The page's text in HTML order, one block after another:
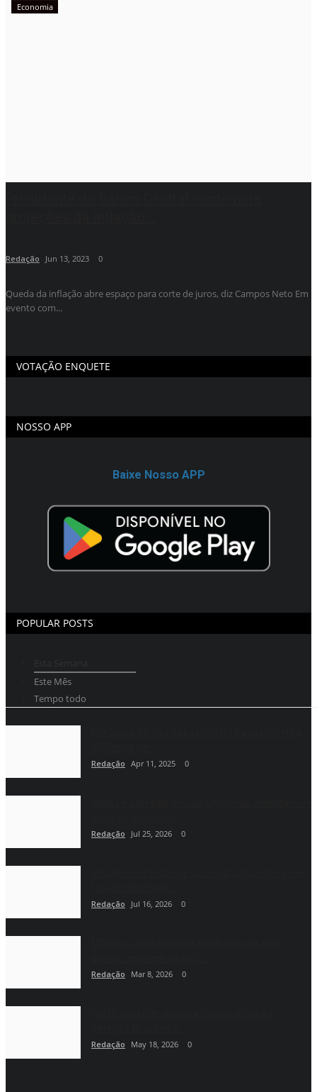
Economia
Redação Jun 13, 2023 0
Queda da inflação abre espaço para corte de juros, diz Campos Neto Em
evento com...
VOTAÇÃO ENQUETE
NOSSO APP
Baixe Nosso APP
POPULAR POSTS
Este Mês
Tempo todo
Redação Apr 11, 2025 0
Redação Jul 25, 2026 0
Redação Jul 16, 2026 0
Redação Mar 8, 2026 0
Redação May 18, 2026 0